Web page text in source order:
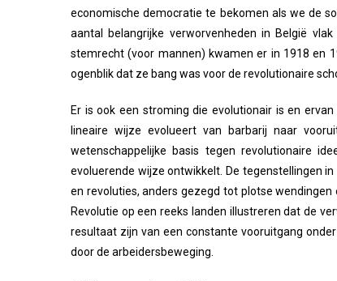
economische democratie te bekomen als we de
aantal belangrijke verworvenheden in België
stemrecht (voor mannen) kwamen er in 1918 en
ogenblik dat ze bang was voor de revolutionaire
Er is ook een stroming die evolutionair is en
lineaire wijze evolueert van barbarij naar
wetenschappelijke basis tegen revolutionaire
evoluerende wijze ontwikkelt. De tegenstellingen
en revoluties, anders gezegd tot plotse wendingen
Revolutie op een reeks landen illustreren dat de
resultaat zijn van een constante vooruitgang
door de arbeidersbeweging.